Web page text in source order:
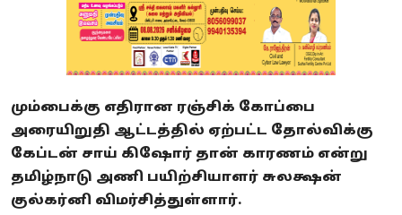
மும்பைக்கு எதிரான ரஞ்சிக் கோப்பை
அரையிறுதி ஆட்டத்தில் ஏற்பட்ட தோல்விக்கு
கேப்டன் சாய் கிஷோர் தான் காரணம் என்று
தமிழ்நாடு அணி பயிற்சியாளர் சுலக்ஷன்
குல்கர்னி விமர்சித்துள்ளார்.